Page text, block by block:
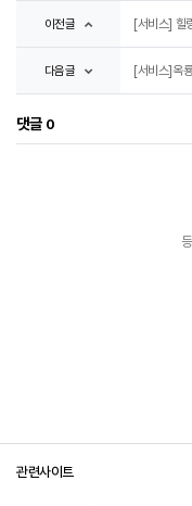
이전글 [서비스] 힐
다음글 [서비스]옥
댓글 0
관련사이트